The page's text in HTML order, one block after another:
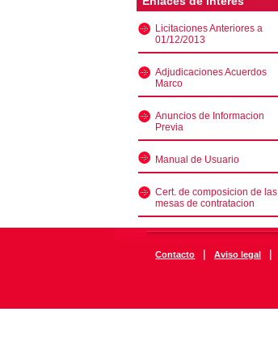
Licitaciones Anteriores a
01/12/2013
Adjudicaciones Acuerdos
Marco
Anuncios de Informacion
Previa
Manual de Usuario
Cert. de composicion de las
mesas de contratacion
Contacto | Aviso legal |